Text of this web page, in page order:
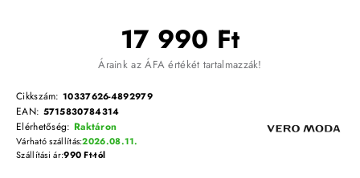
17 990 Ft
Áraink az ÁFA értékét tartalmazzák!
Cikkszám: 10337626-4892979
EAN: 5715830784314
Elérhetőség: Raktáron
Várható szállítás:2026.08.11.
Szállítási ár:990 Ft-tól